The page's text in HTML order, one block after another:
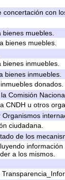
con
muebles.
bienes muebles.
inmuebles.
bienes inmuebles.
donados.
Comisión
CNDH u otros
ciudadana.
de los
a los mismos.